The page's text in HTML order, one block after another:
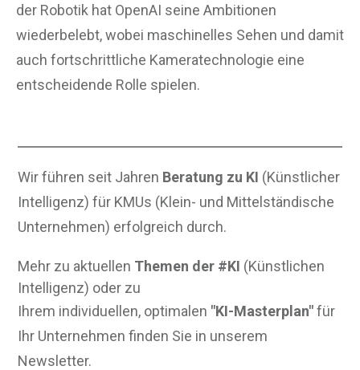
der Robotik hat OpenAI seine Ambitionen
wiederbelebt, wobei maschinelles Sehen und damit
auch fortschrittliche Kameratechnologie eine
entscheidende Rolle spielen.
Wir führen seit Jahren Beratung zu KI (Künstlicher
Intelligenz) für KMUs (Klein- und Mittelständische
Unternehmen) erfolgreich durch.
Mehr zu aktuellen Themen der #KI (Künstlichen
Intelligenz) oder zu
Ihrem individuellen, optimalen "KI-Masterplan"für
Ihr Unternehmen finden Sie in unserem
Newsletter.